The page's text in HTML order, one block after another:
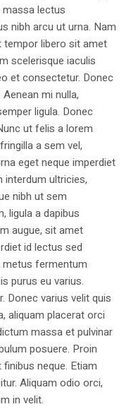
massa lectus
nibh arcu ut urna. Nam
tempor libero sit amet
scelerisque iaculis
et consectetur. Donec
mi nulla,
ligula. Donec
ut felis a lorem
a sem vel,
eget neque imperdiet
interdum ultricies,
nibh ut sem
ligula a dapibus
augue, sit amet
id lectus sed
fermentum
purus eu varius.
Donec varius velit quis
aliquam placerat orci
massa et pulvinar
posuere. Proin
neque. Etiam
Aliquam odio orci,
in velit.